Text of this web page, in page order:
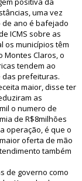
uma vez
de ano é bafejado
ICMS sobre as
os municípios têm
Montes Claros, o
tendem ao
das prefeituras.
maior, disse ter
as
o numero de
de R$8milhões
operação, é que o
oferta de mão
também
de governo como